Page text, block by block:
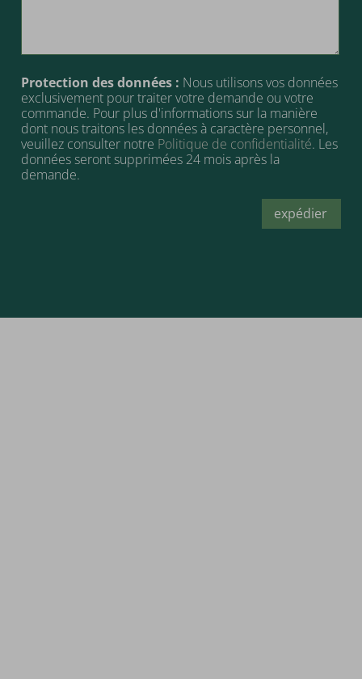
Protection des données : Nous utilisons vos données
exclusivement pour traiter votre demande ou votre
commande. Pour plus d'informations sur la manière
dont nous traitons les données à caractère personnel,
veuillez consulter notre Politique de confidentialité. Les
données seront supprimées 24 mois après la
demande.
expédier